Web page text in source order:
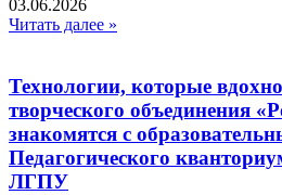
03.06.2026
Читать далее »
Технологии, которые
творческого объединения
знакомятся с
Педагогического
ЛГПУ